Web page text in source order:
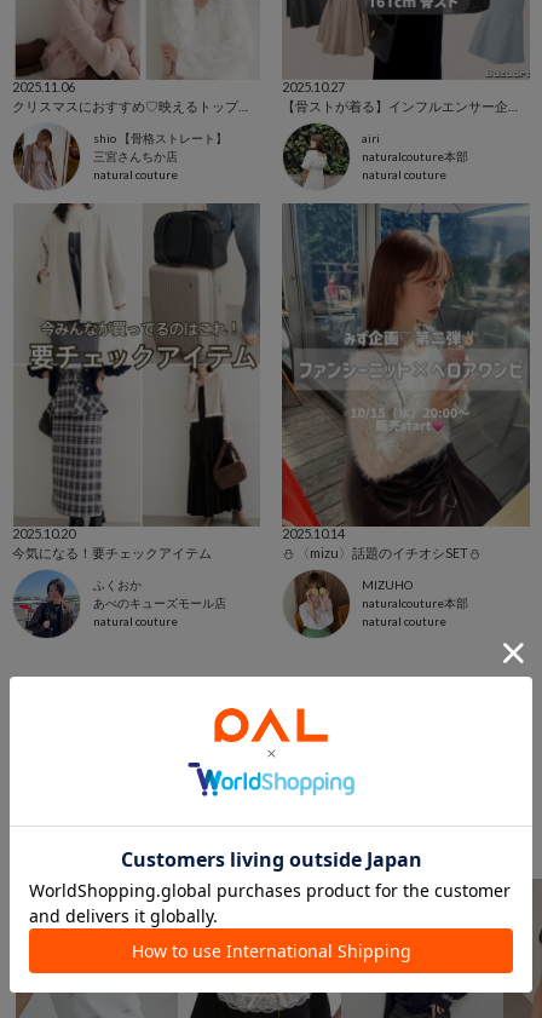
2025.11.06
shio 【骨格ストレート】
三宮さんちか店
natural couture
2025.10.27
airi
naturalcouture本部
natural couture
2025.10.20
今気になる！要チェックアイテム
ふくおか
あべのキューズモール店
natural couture
2025.10.14
⛄️ 〈mizu〉話題のイチオシSET⛄️
MIZUHO
naturalcouture本部
natural couture
このアイテムを見た人は
こんなアイテムも見ています
トップスからのおすすめ